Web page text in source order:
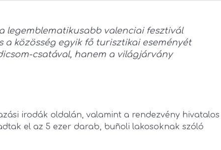
legemblematikusabb valenciai fesztivál
a közösség egyik fő turisztikai eseményét
csatával, hanem a világjárvány
irodák oldalán, valamint a rendezvény hivatalos
el az 5 ezer darab, buñoli lakosoknak szóló